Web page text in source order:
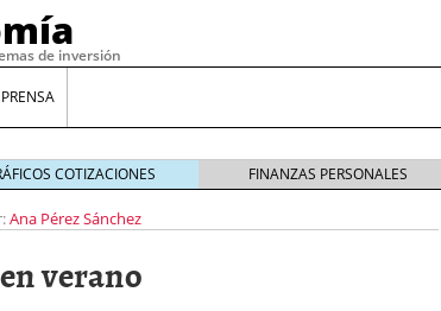
de inversión
COTIZACIONES FINANZAS PERSONALES
Ana Pérez Sánchez
verano